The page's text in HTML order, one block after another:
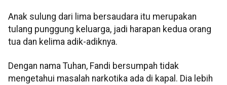
Anak sulung dari lima bersaudara itu merupakan
tulang punggung keluarga, jadi harapan kedua orang
tua dan kelima adik-adiknya.
Dengan nama Tuhan, Fandi bersumpah tidak
mengetahui masalah narkotika ada di kapal. Dia lebih